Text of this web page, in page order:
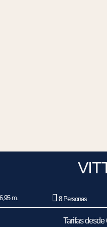
m. 8 Personas
Tarifas